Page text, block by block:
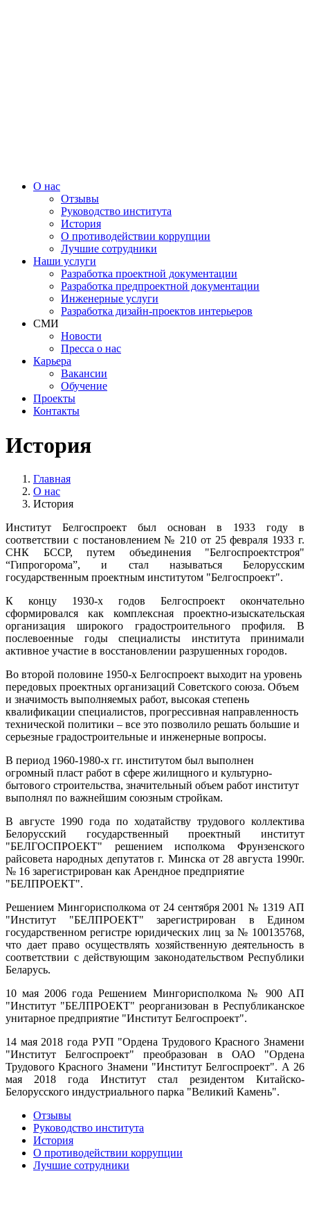
О нас
Отзывы
Руководство института
История
О противодействии коррупции
Лучшие сотрудники
Наши услуги
Разработка проектной документации
Разработка предпроектной документации
Инженерные услуги
Разработка дизайн-проектов интерьеров
СМИ
Новости
Пресса о нас
Карьера
Вакансии
Обучение
Проекты
Контакты
История
Главная
О нас
История
Институт Белгоспроект был основан в 1933 году в
соответствии с постановлением № 210 от 25 февраля 1933 г.
СНК БССР, путем объединения "Белгоспроектстроя"
“Гипрогорома”, и стал называться Белорусским
государственным проектным институтом "Белгоспроект".
К концу 1930-х годов Белгоспроект окончательно
сформировался как комплексная проектно-изыскательская
организация широкого градостроительного профиля. В
послевоенные годы специалисты института принимали
активное участие в восстановлении разрушенных городов.
Во второй половине 1950-х Белгоспроект выходит на уровень
передовых проектных организаций Советского союза. Объем
и значимость выполняемых работ, высокая степень
квалификации специалистов, прогрессивная направленность
технической политики – все это позволило решать большие и
серьезные градостроительные и инженерные вопросы.
В период 1960-1980-х гг. институтом был выполнен
огромный пласт работ в сфере жилищного и культурно-
бытового строительства, значительный объем работ институт
выполнял по важнейшим союзным стройкам.
В августе 1990 года по ходатайству трудового коллектива
Белорусский государственный проектный институт
"БЕЛГОСПРОЕКТ" решением исполкома Фрунзенского
райсовета народных депутатов г. Минска от 28 августа 1990г.
№ 16 зарегистрирован как Арендное предприятие
"БЕЛПРОЕКТ".
Решением Мингорисполкома от 24 сентября 2001 № 1319 АП
"Институт "БЕЛПРОЕКТ" зарегистрирован в Едином
государственном регистре юридических лиц за № 100135768,
что дает право осуществлять хозяйственную деятельность в
соответствии с действующим законодательством Республики
Беларусь.
10 мая 2006 года Решением Мингорисполкома № 900 АП
"Институт "БЕЛПРОЕКТ" реорганизован в Республиканское
унитарное предприятие "Институт Белгоспроект".
14 мая 2018 года РУП "Ордена Трудового Красного Знамени
"Институт Белгоспроект" преобразован в ОАО "Ордена
Трудового Красного Знамени "Институт Белгоспроект". А 26
мая 2018 года Институт стал резидентом Китайско-
Белорусского индустриального парка "Великий Камень".
Отзывы
Руководство института
История
О противодействии коррупции
Лучшие сотрудники